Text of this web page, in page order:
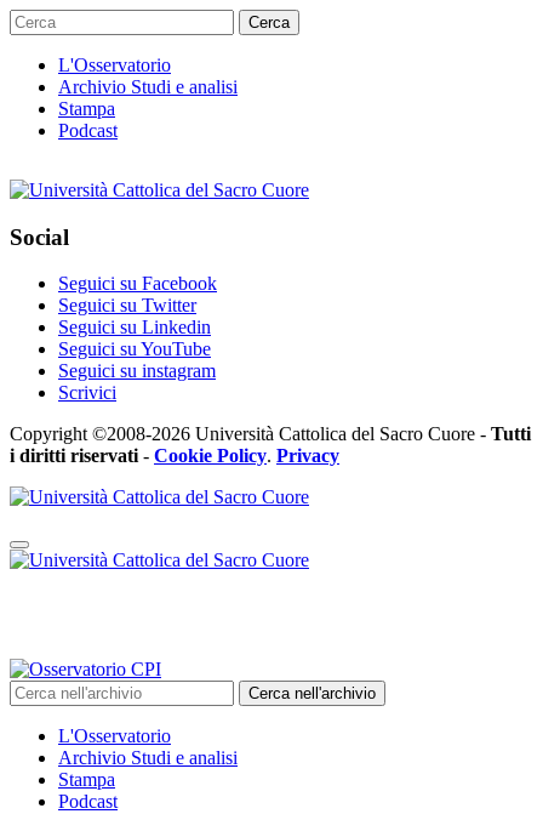
Cerca
L'Osservatorio
Archivio Studi e analisi
Stampa
Podcast
Social
Seguici su Facebook
Seguici su Twitter
Seguici su Linkedin
Seguici su YouTube
Seguici su instagram
Scrivici
Copyright ©2008-2026 Università Cattolica del Sacro Cuore - Tutti
i diritti riservati- Cookie Policy. Privacy
Cerca nell'archivio
L'Osservatorio
Archivio Studi e analisi
Stampa
Podcast